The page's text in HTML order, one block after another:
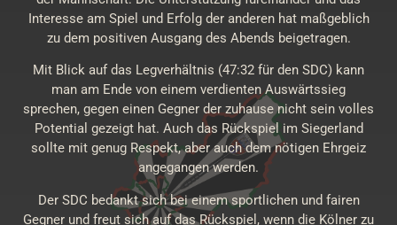
Interesse am Spiel und Erfolg der anderen hat maßgeblich
zu dem positiven Ausgang des Abends beigetragen.
Mit Blick auf das Legverhältnis (47:32 für den SDC) kann
man am Ende von einem verdienten Auswärtssieg
sprechen, gegen einen Gegner der zuhause nicht sein volles
Potential gezeigt hat. Auch das Rückspiel im Siegerland
sollte mit genug Respekt, aber auch dem nötigen Ehrgeiz
angegangen werden.
Der SDC bedankt sich bei einem sportlichen und fairen
Gegner und freut sich auf das Rückspiel, wenn die Kölner zu